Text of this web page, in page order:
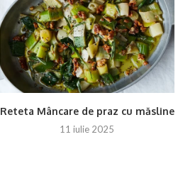
Reteta Mâncare de praz cu măsline
11 iulie 2025